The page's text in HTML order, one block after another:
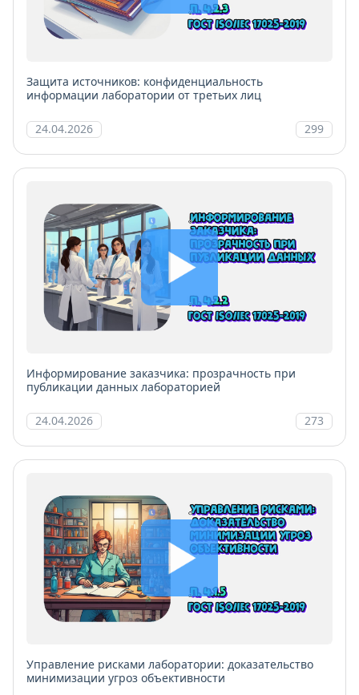
Защита источников: конфиденциальность
информации лаборатории от третьих лиц
24.04.2026 299
Информирование заказчика: прозрачность при
публикации данных лабораторией
24.04.2026 273
Управление рисками лаборатории: доказательство
минимизации угроз объективности